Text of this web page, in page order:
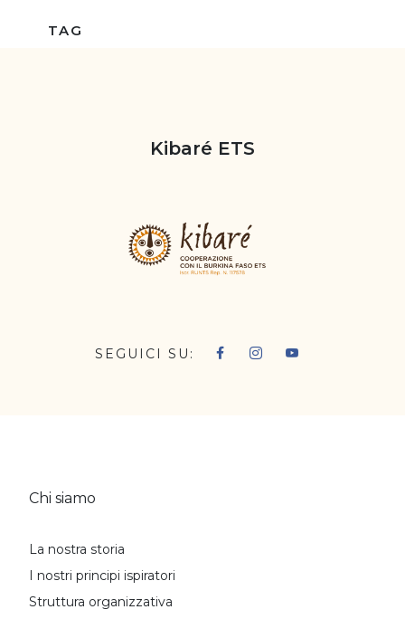
TAG
Kibaré ETS
SEGUICI SU:
Chi siamo
La nostra storia
I nostri principi ispiratori
Struttura organizzativa